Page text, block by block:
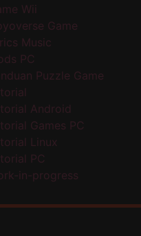
Wii
Game
Music
PC
Puzzle Game
Android
Games PC
Linux
PC
in-progress